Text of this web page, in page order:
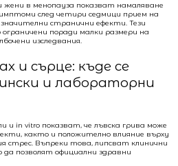
в менопауза показват намаляване
след четири седмици прием на
значителни странични ефекти. Тези
поради малки размери на
изследвания.
и сърце: къде се
и лабораторни
in vitro показват, че лъвска грива може
както и положително влияние върху
стрес. Въпреки това, липсват клинични
позволят официални здравни